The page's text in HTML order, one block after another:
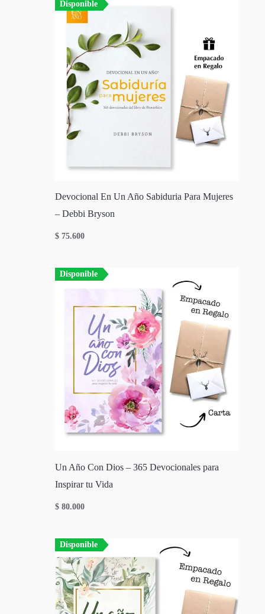
Disponible
Devocional En Un Año Sabiduria Para Mujeres
– Debbi Bryson
$ 75.600
Disponible
Un Año Con Dios – 365 Devocionales para
Inspirar tu Vida
$ 80.000
Disponible